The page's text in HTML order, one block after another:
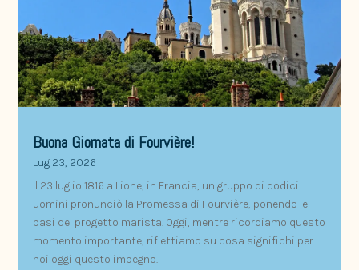
Buona Giornata di Fourvière!
Lug 23, 2026
Il 23 luglio 1816 a Lione, in Francia, un gruppo di dodici
uomini pronunciò la Promessa di Fourvière, ponendo le
basi del progetto marista. Oggi, mentre ricordiamo questo
momento importante, riflettiamo su cosa significhi per
noi oggi questo impegno.